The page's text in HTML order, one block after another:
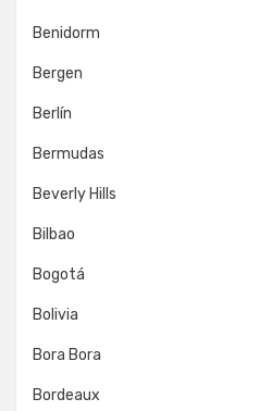
Benidorm
Bergen
Berlín
Bermudas
Beverly Hills
Bilbao
Bogotá
Bolivia
Bora Bora
Bordeaux